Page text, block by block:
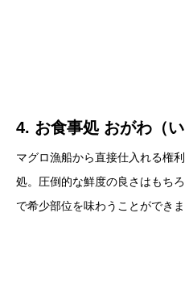
4. お食事処 おがわ（い
マグロ漁船から直接仕入れる権
処。圧倒的な鮮度の良さはもち
で希少部位を味わうことができま